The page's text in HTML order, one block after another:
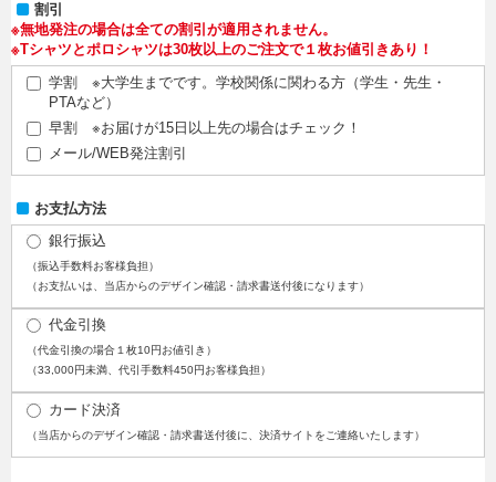
割引
※無地発注の場合は全ての割引が適用されません。
※Tシャツとポロシャツは30枚以上のご注文で１枚お値引きあり！
学割 ※大学生までです。学校関係に関わる方（学生・先生・
PTAなど）
早割 ※お届けが15日以上先の場合はチェック！
メール/WEB発注割引
お支払方法
銀行振込
（振込手数料お客様負担）
（お支払いは、当店からのデザイン確認・請求書送付後になります）
代金引換
（代金引換の場合１枚10円お値引き）
（33,000円未満、代引手数料450円お客様負担）
カード決済
（当店からのデザイン確認・請求書送付後に、決済サイトをご連絡いたします）